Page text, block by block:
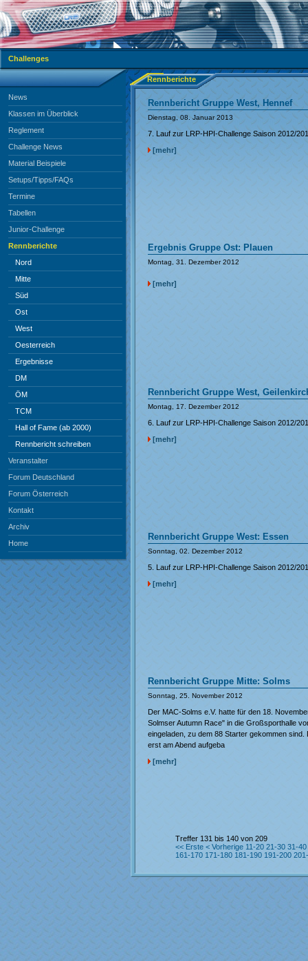
Challenges
News
Klassen im Überblick
Reglement
Challenge News
Material Beispiele
Setups/Tipps/FAQs
Termine
Tabellen
Junior-Challenge
Rennberichte
Nord
Mitte
Süd
Ost
West
Oesterreich
Ergebnisse
DM
ÖM
TCM
Hall of Fame (ab 2000)
Rennbericht schreiben
Veranstalter
Forum Deutschland
Forum Österreich
Kontakt
Archiv
Home
Rennberichte
Rennbericht Gruppe West, Hennef
Dienstag, 08. Januar 2013
7. Lauf zur LRP-HPI-Challenge Saison 2012/
[mehr]
Ergebnis Gruppe Ost: Plauen
Montag, 31. Dezember 2012
[mehr]
Rennbericht Gruppe West,
Montag, 17. Dezember 2012
6. Lauf zur LRP-HPI-Challenge Saison 2012/
[mehr]
Rennbericht Gruppe West: Essen
Sonntag, 02. Dezember 2012
5. Lauf zur LRP-HPI-Challenge Saison 2012/
[mehr]
Rennbericht Gruppe Mitte: Solms
Sonntag, 25. November 2012
Der MAC-Solms e.V. hatte für den 18.
Solmser Autumn Race" in die Großsporthalle
eingeladen, zu dem 88 Starter gekommen sind.
erst am Abend aufgeba
[mehr]
Treffer 131 bis 140 von 209
<< Erste < Vorherige 11-20 21-30 31-40
161-170 171-180 181-190 191-200